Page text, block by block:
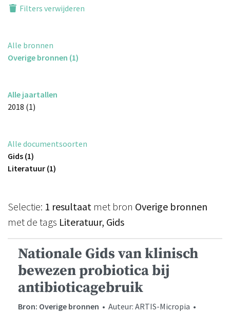
Filters verwijderen
Alle bronnen
Overige bronnen (1)
Alle jaartallen
2018 (1)
Alle documentsoorten
Gids (1)
Literatuur (1)
Selectie: 1 resultaat met bron Overige bronnen
met de tags Literatuur, Gids
Nationale Gids van klinisch
bewezen probiotica bij
antibioticagebruik
Bron: Overige bronnen • Auteur: ARTIS-Micropia •